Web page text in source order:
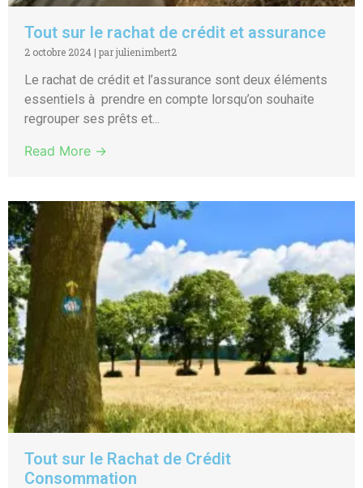
Tout sur le rachat de crédit et assurance
2 octobre 2024 | par julienimbert2
Le rachat de crédit et l’assurance sont deux éléments
essentiels à prendre en compte lorsqu’on souhaite
regrouper ses prêts et...
Read More →
Tout sur le Rachat de Crédit
Consommation